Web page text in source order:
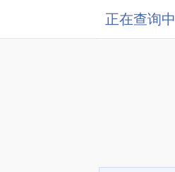
正在查询中